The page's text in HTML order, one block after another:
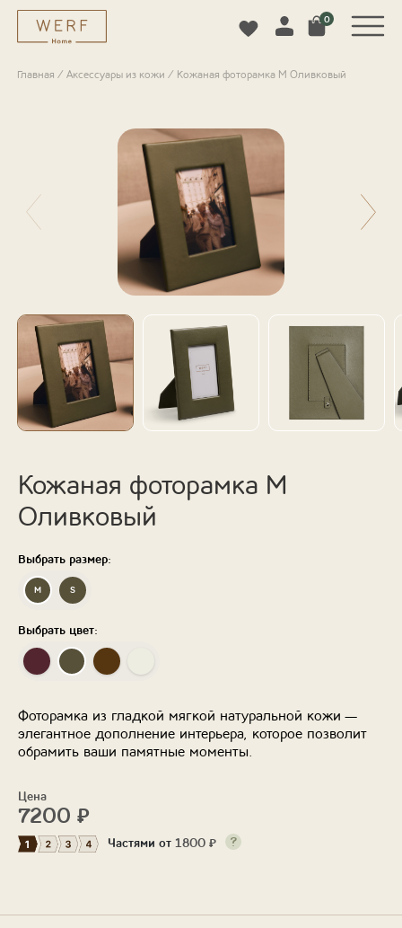
0
Главная / Аксессуары из кожи / Кожаная фоторамка M Оливковый
Кожаная фоторамка M
Оливковый
Выбрать размер:
М S
Выбрать цвет:
Фоторамка из гладкой мягкой натуральной кожи —
элегантное дополнение интерьера, которое позволит
обрамить ваши памятные моменты.
Цена
7200 ₽
Частями от 1800 ₽